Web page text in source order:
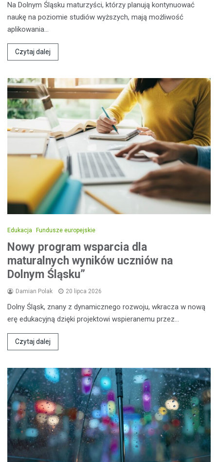
Na Dolnym Śląsku maturzyści, którzy planują kontynuować
naukę na poziomie studiów wyższych, mają możliwość
aplikowania…
Czytaj dalej
Edukacja Fundusze europejskie
Nowy program wsparcia dla
maturalnych wyników uczniów na
Dolnym Śląsku”
Damian Polak 20 lipca 2026
Dolny Śląsk, znany z dynamicznego rozwoju, wkracza w nową
erę edukacyjną dzięki projektowi wspieranemu przez…
Czytaj dalej